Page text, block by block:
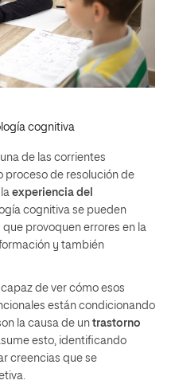
cognitiva
de las corrientes
proceso de resolución de
experiencia del
cognitiva se pueden
provoquen errores en la
y también
de ver cómo esos
están condicionando
la causa de un trastorno
esto, identificando
creencias que se